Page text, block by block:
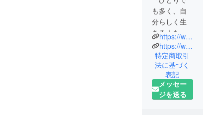
も多く、自
分らしく生
きる人を増
やす！」
をテーマに
活動してい
ます。
現在、写真
https://www.facebook.com/kotarokamito/
https://www.instagram.com/kotaro_kamito/
特定商取引
法に基づく
表記
メッセー
ジを送る